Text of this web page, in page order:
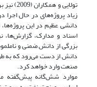
تولایی
زیاد پروژه­‌های در حال
دانشی عظیم در این
اسناد و مدارک،
بزرگی از دانش ضمنی و
دانش از دست می‌رود که به
صنعت وارد خواهد کرد.
موارد شش‌گانه پیش‌گفته